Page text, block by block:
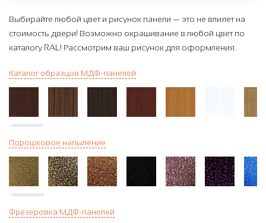
Выбирайте любой цвет и рисунок панели — это не влияет на
стоимость двери! Возможно окрашивание в любой цвет по
каталогу RAL! Рассмотрим ваш рисунок для оформления.
Каталог образцов МДФ-панелей
Порошковое напыление
Фрезеровка МДФ-панелей